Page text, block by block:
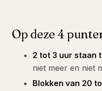
Op deze 4
2 tot 3 uur staan
niet meer en niet
Blokken van 20